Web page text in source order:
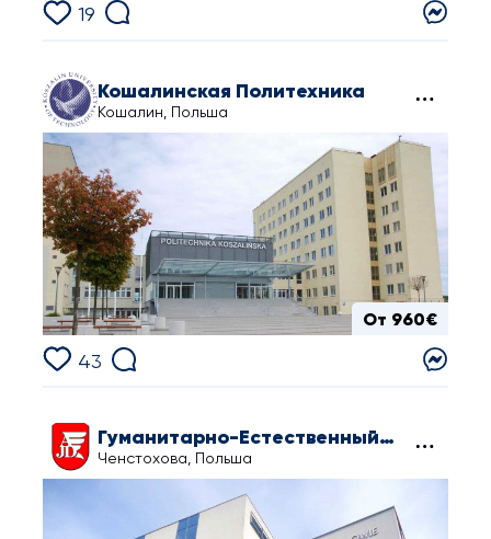
19
Кошалинская Политехника
Кошалин, Польша
От 960€
43
Гуманитарно-Естественный Университет им. Яна Длугоша в Ченстохове
Ченстохова, Польша